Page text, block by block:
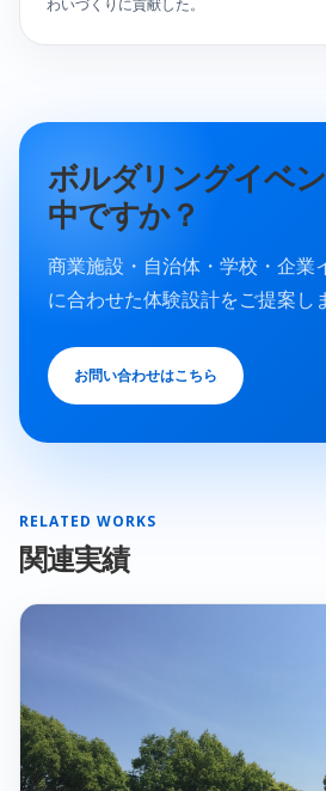
ボルダリングイベ
中ですか？
商業施設・自治体・学校・企業
に合わせた体験設計をご提案し
お問い合わせはこちら
RELATED WORKS
関連実績